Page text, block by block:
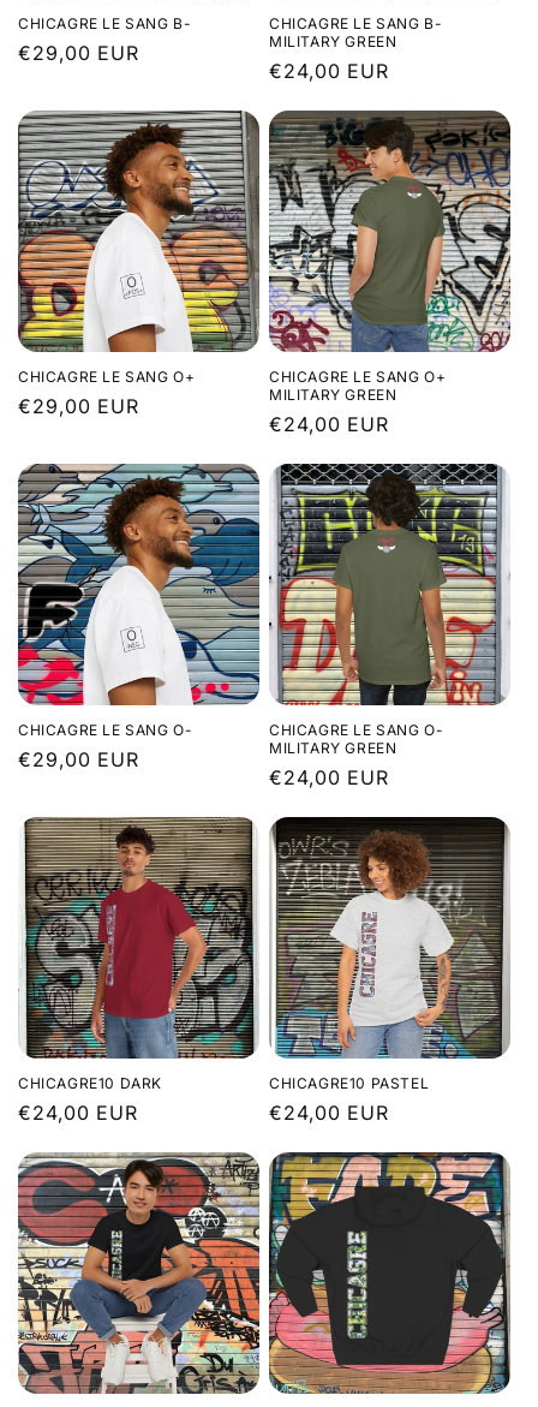
CHICAGRE LE SANG B-
Prix
€29,00 EUR
CHICAGRE LE SANG B-
MILITARY GREEN
Prix
€24,00 EUR
CHICAGRE LE SANG O+
Prix
€29,00 EUR
CHICAGRE LE SANG O+
MILITARY GREEN
Prix
€24,00 EUR
CHICAGRE LE SANG O-
Prix
€29,00 EUR
CHICAGRE LE SANG O-
MILITARY GREEN
Prix
€24,00 EUR
CHICAGRE10 DARK
Prix
€24,00 EUR
CHICAGRE10 PASTEL
Prix
€24,00 EUR